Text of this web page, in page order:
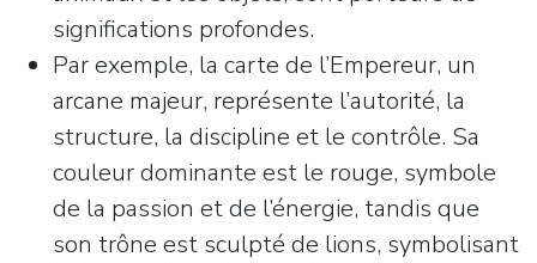
significations profondes.
Par exemple, la carte de l’Empereur, un
arcane majeur, représente l’autorité, la
structure, la discipline et le contrôle. Sa
couleur dominante est le rouge, symbole
de la passion et de l’énergie, tandis que
son trône est sculpté de lions, symbolisant